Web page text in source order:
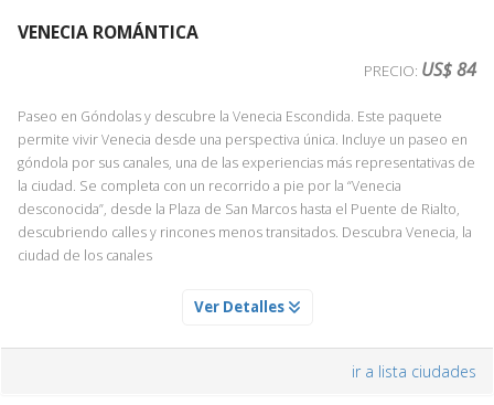
VENECIA ROMÁNTICA
PRECIO: US$ 84
Paseo en Góndolas y descubre la Venecia Escondida. Este paquete
permite vivir Venecia desde una perspectiva única. Incluye un paseo en
góndola por sus canales, una de las experiencias más representativas de
la ciudad. Se completa con un recorrido a pie por la “Venecia
desconocida”, desde la Plaza de San Marcos hasta el Puente de Rialto,
descubriendo calles y rincones menos transitados. Descubra Venecia, la
ciudad de los canales
PASEO EN GONDOLAS EN VENECIA
deseos de todo viajero que visita la ciudad de las calles de agua, en la
Ver Detalles
ir a lista ciudades